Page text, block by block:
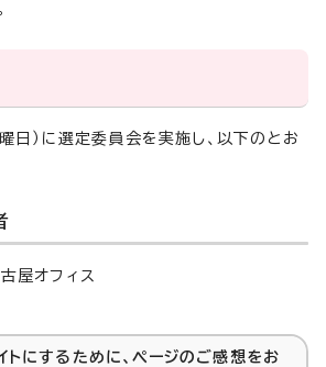
日）に選定委員会を実施し、以下のとお
屋オフィス
トにするために、ページのご感想をお